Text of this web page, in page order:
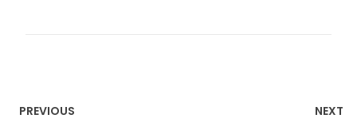
PREVIOUS NEXT